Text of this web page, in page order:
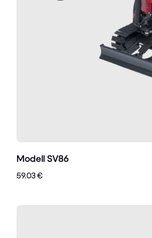
Modell SV86
59.03 €